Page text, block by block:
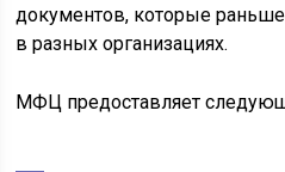
документов, которые
в разных организациях.
МФЦ предоставляет